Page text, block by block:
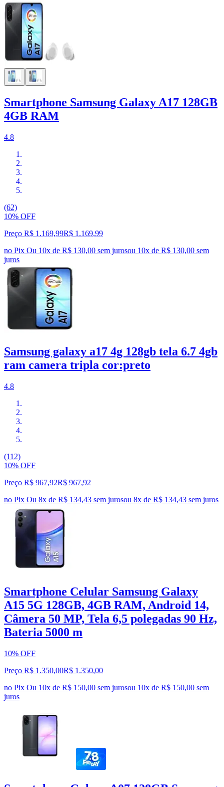
Smartphone Samsung Galaxy A17 128GB
4GB RAM
4.8
(62)
10% OFF
Preço R$ 1.169,99R$ 1.169,99
no Pix Ou 10x de R$ 130,00 sem jurosou 10x de R$ 130,00 sem
juros
Samsung galaxy a17 4g 128gb tela 6.7 4gb
ram camera tripla cor:preto
4.8
(112)
10% OFF
Preço R$ 967,92R$ 967,92
no Pix Ou 8x de R$ 134,43 sem jurosou 8x de R$ 134,43 sem juros
Smartphone Celular Samsung Galaxy
A15 5G 128GB, 4GB RAM, Android 14,
Câmera 50 MP, Tela 6,5 polegadas 90 Hz,
Bateria 5000 m
10% OFF
Preço R$ 1.350,00R$ 1.350,00
no Pix Ou 10x de R$ 150,00 sem jurosou 10x de R$ 150,00 sem
juros